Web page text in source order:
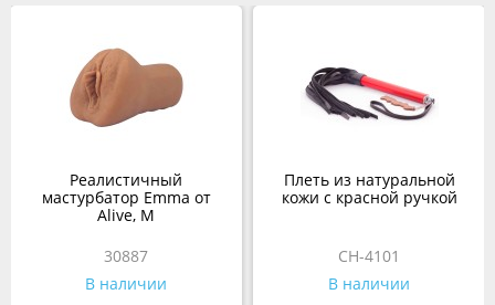
Реалистичный
мастурбатор Emma от
Alive, M
30887
В наличии
Плеть из натуральной
кожи с красной ручкой
CH-4101
В наличии